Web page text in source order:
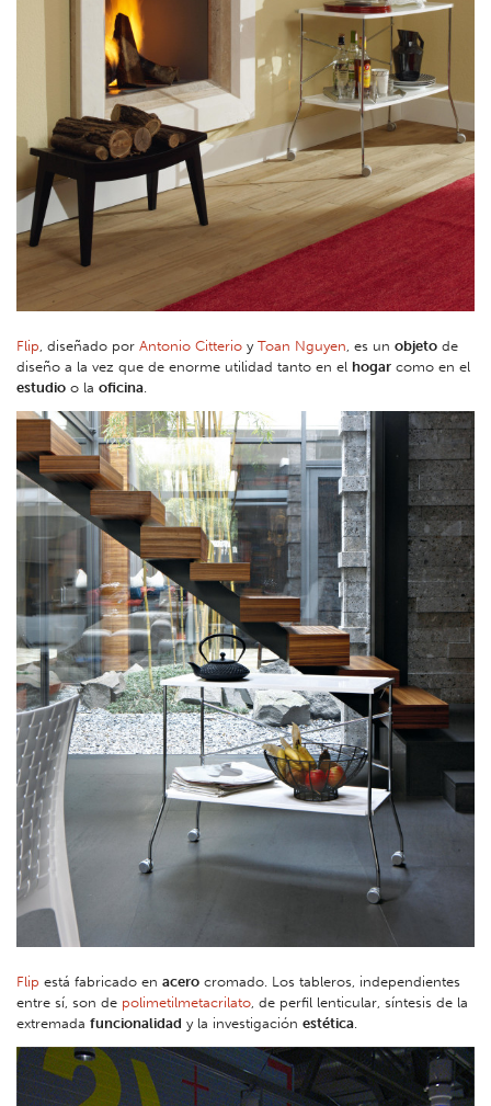
Flip, diseñado por Antonio Citterio y Toan Nguyen, es un objeto de
diseño a la vez que de enorme utilidad tanto en el hogar como en el
estudio o la oficina.
Flip está fabricado en acero cromado. Los tableros, independientes
entre sí, son de polimetilmetacrilato, de perfil lenticular, síntesis de la
extremada funcionalidad y la investigación estética.